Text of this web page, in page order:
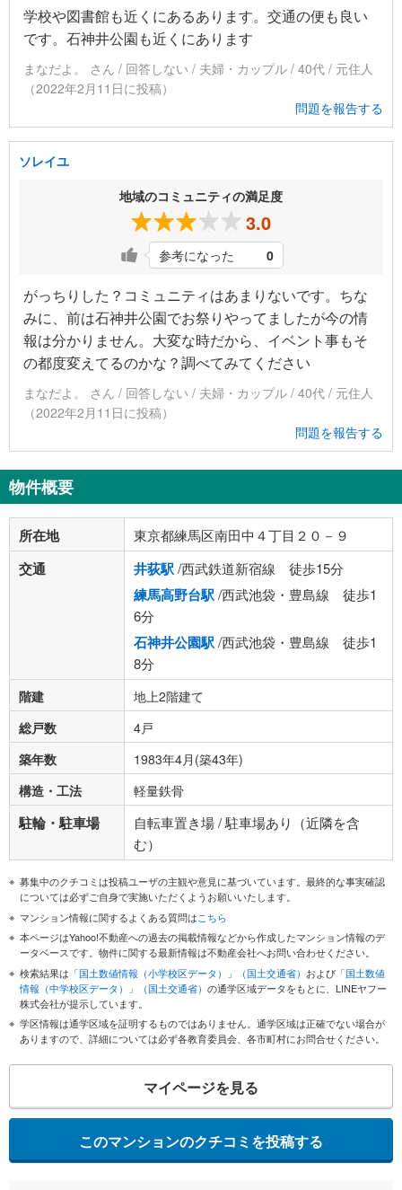
学校や図書館も近くにあるあります。交通の便も良い
です。石神井公園も近くにあります
まなだよ。 さん / 回答しない / 夫婦・カップル / 40代 / 元住人
（2022年2月11日に投稿）
問題を報告する
ソレイユ
地域のコミュニティの満足度
3.0
参考になった 0
がっちりした？コミュニティはあまりないです。ちな
みに、前は石神井公園でお祭りやってましたが今の情
報は分かりません。大変な時だから、イベント事もそ
の都度変えてるのかな？調べてみてください
まなだよ。 さん / 回答しない / 夫婦・カップル / 40代 / 元住人
（2022年2月11日に投稿）
問題を報告する
物件概要
所在地 東京都練馬区南田中４丁目２０－９
交通 井荻駅/西武鉄道新宿線 徒歩15分
練馬高野台駅/西武池袋・豊島線 徒歩1
6分
石神井公園駅/西武池袋・豊島線 徒歩1
8分
階建
地上2階建て
総戸数
4戸
築年数
1983年4月(築43年)
構造・工法
軽量鉄骨
駐輪・駐車場
自転車置き場 / 駐車場あり（近隣を含
む）
募集中のクチコミは投稿ユーザの主観や意見に基づいています。最終的な事実確認
については必ずご自身で実施いただくようお願いいたします。
マンション情報に関するよくある質問はこちら
本ページはYahoo!不動産への過去の掲載情報などから作成したマンション情報のデ
ータベースです。物件に関する最新情報は不動産会社へお問い合わせください。
検索結果は 「国土数値情報（小学校区データ）」（国土交通省） および 「国土数値
情報（中学校区データ）」（国土交通省） の通学区域データをもとに、LINEヤフー
株式会社が提示しています。
学区情報は通学区域を証明するものではありません。通学区域は正確でない場合が
ありますので、詳細については必ず各教育委員会、各市町村にお問合せください。
マイページを見る
このマンションのクチコミを投稿する